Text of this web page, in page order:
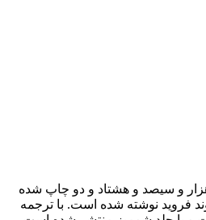
و سیصد و هشتاد و دو چاپ شده
فروید نوشته شده است. با ترجمه